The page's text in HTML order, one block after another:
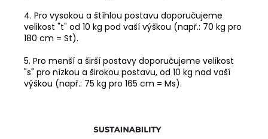
4. Pro vysokou a štíhlou postavu doporučujeme
velikost "t" od 10 kg pod vaší výškou (např.: 70 kg pro
180 cm = St).
5. Pro menší a širší postavy doporučujeme velikost
"s" pro nízkou a širokou postavu, od 10 kg nad vaší
výškou (např.: 75 kg pro 165 cm = Ms).